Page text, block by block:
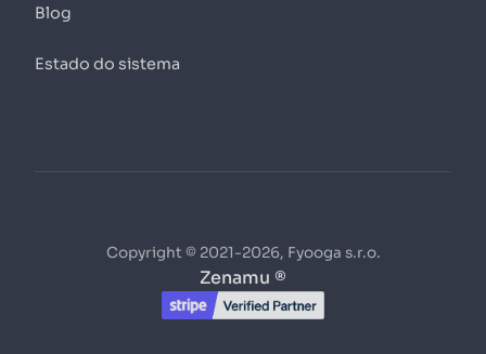
Blog
Estado do sistema
Copyright © 2021-2026, Fyooga s.r.o.
Zenamu ®